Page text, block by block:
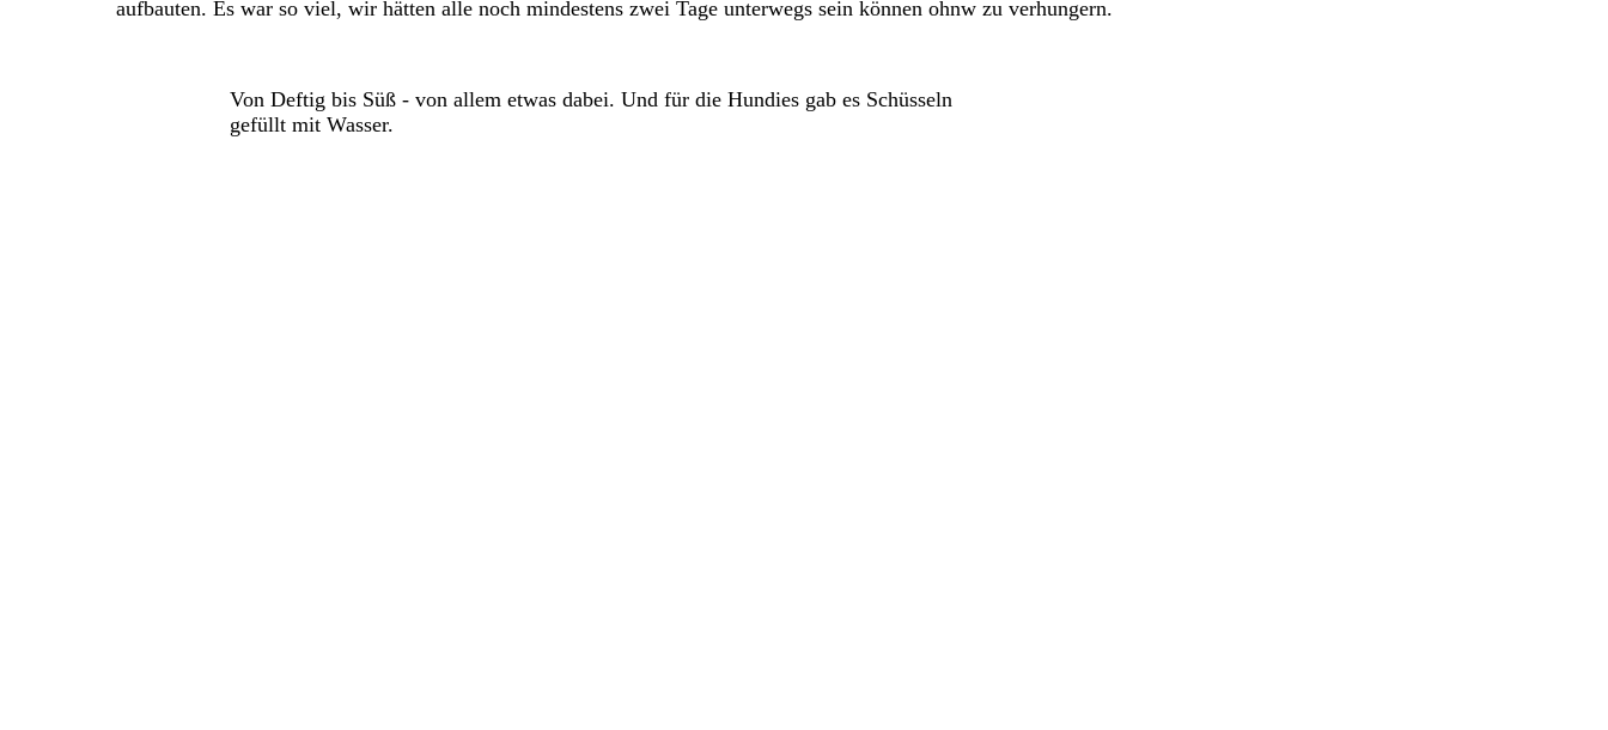
aufbauten. Es war so viel, wir hätten alle noch mindestens zwei Tage unterwegs sein können ohnw zu verhungern.
Von Deftig bis Süß - von allem etwas dabei. Und für die Hundies gab es Schüsseln
gefüllt mit Wasser.